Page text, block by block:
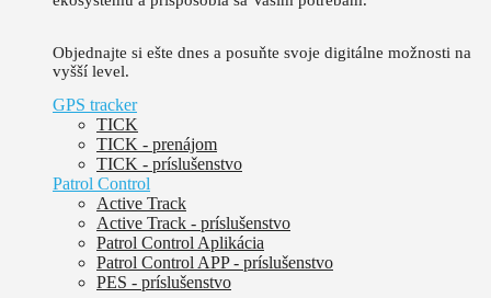
Objednajte si ešte dnes a posuňte svoje digitálne možnosti na
vyšší level.
GPS tracker
TICK
TICK - prenájom
TICK - príslušenstvo
Patrol Control
Active Track
Active Track - príslušenstvo
Patrol Control Aplikácia
Patrol Control APP - príslušenstvo
PES - príslušenstvo